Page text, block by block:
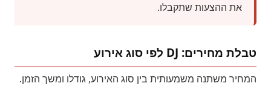
את ההצעות שתקבלו.
טבלת מחירים: DJ לפי סוג אירוע
המחיר משתנה משמעותית בין סוג האירוע, גודלו ומשך הזמן.